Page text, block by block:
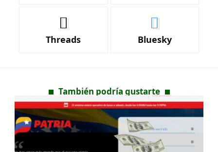
Threads Bluesky
También podría gustarte